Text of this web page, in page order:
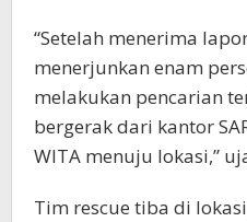
“Setelah menerima
menerjunkan enam
melakukan pencarian
bergerak dari kantor
WITA menuju lokasi,”
Tim rescue tiba di